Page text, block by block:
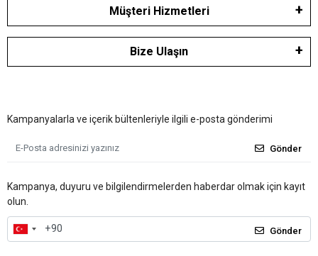
Müşteri Hizmetleri
Bize Ulaşın
Kampanyalarla ve içerik bültenleriyle ilgili e-posta gönderimi
Gönder
Kampanya, duyuru ve bilgilendirmelerden haberdar olmak için kayıt
olun.
Gönder